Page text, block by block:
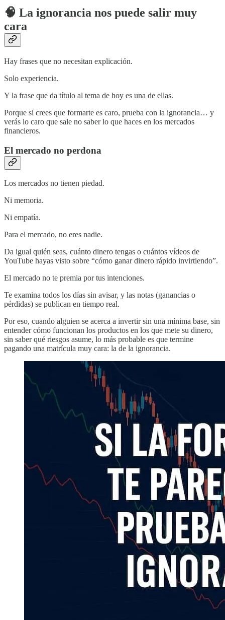
🧠 La ignorancia nos puede salir muy
cara
Hay frases que no necesitan explicación.
Solo experiencia.
Y la frase que da título al tema de hoy es una de ellas.
Porque si crees que formarte es caro, prueba con la ignorancia… y
verás lo caro que sale no saber lo que haces en los mercados
financieros.
El mercado no perdona
Los mercados no tienen piedad.
Ni memoria.
Ni empatía.
Para el mercado, no eres nadie.
Da igual quién seas, cuánto dinero tengas o cuántos vídeos de
YouTube hayas visto sobre “cómo ganar dinero rápido invirtiendo”.
El mercado no te premia por tus intenciones.
Te examina todos los días sin avisar, y las notas (ganancias o
pérdidas) se publican en tiempo real.
Por eso, cuando alguien se acerca a invertir sin una mínima base, sin
entender cómo funcionan los productos en los que mete su dinero,
sin saber qué riesgos asume, lo más probable es que termine
pagando una matrícula muy cara: la de la ignorancia.